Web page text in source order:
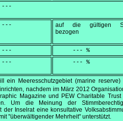
auf die gültigen
bezogen
     --- %
     --- %
ein Meeresschutzgebiet (marine reserve)
nachdem im März 2012
Magazine und PEW Charitable Trust
Um die Meinung der
der Inselrat eine konsultative
"überwältigender Mehrheit" unterstützt.